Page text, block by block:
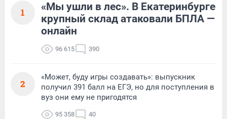
1
«Мы ушли в лес». В Екатеринбурге
крупный склад атаковали БПЛА —
онлайн
96 615 390
2
«Может, буду игры создавать»: выпускник
получил 391 балл на ЕГЭ, но для поступления в
вуз они ему не пригодятся
95 358 40